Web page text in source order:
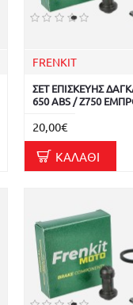
FRENKIT
ΣΕΤ ΕΠΙΣΚΕΥΗΣ
650 ABS / Z750
20,00€
ΚΑΛΆΘΙ